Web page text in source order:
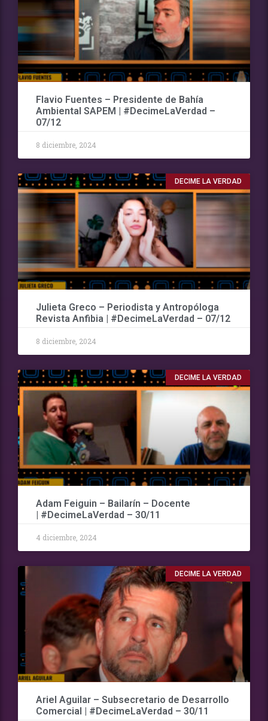
Flavio Fuentes – Presidente de Bahía
Ambiental SAPEM | #DecimeLaVerdad –
07/12
8 diciembre, 2024
DECIME LA VERDAD
Julieta Greco – Periodista y Antropóloga
Revista Anfibia | #DecimeLaVerdad – 07/12
8 diciembre, 2024
DECIME LA VERDAD
Adam Feiguin – Bailarín – Docente
| #DecimeLaVerdad – 30/11
4 diciembre, 2024
DECIME LA VERDAD
Ariel Aguilar – Subsecretario de Desarrollo
Comercial | #DecimeLaVerdad – 30/11